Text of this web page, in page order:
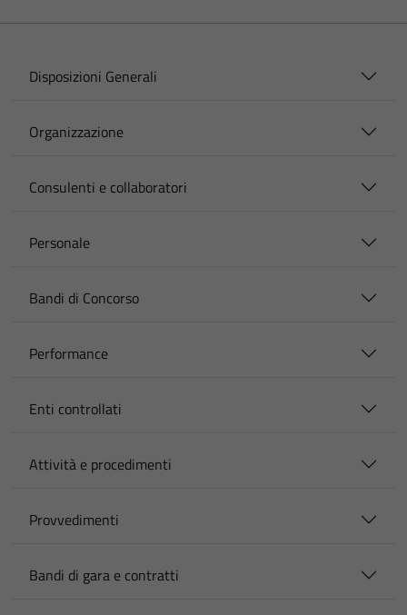
Disposizioni Generali
Organizzazione
Consulenti e collaboratori
Personale
Bandi di Concorso
Performance
Enti controllati
Attività e procedimenti
Provvedimenti
Bandi di gara e contratti